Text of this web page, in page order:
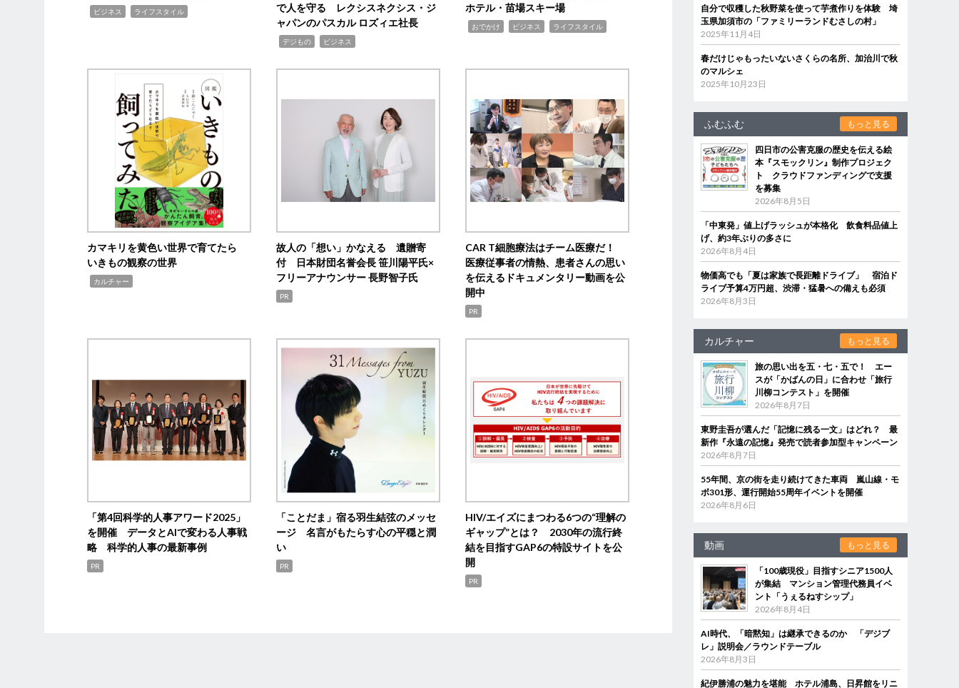
ビジネス ライフスタイル
で人を守る レクシスネクシス・ジ
ャパンのパスカル ロズィエ社長
デジもの ビジネス
ホテル・苗場スキー場
おでかけ ビジネス ライフスタイル
カマキリを黄色い世界で育てたら
いきもの観察の世界
カルチャー
故人の「想い」かなえる 遺贈寄
付 日本財団名誉会長 笹川陽平氏×
フリーアナウンサー 長野智子氏
PR
CAR T細胞療法はチーム医療だ！
医療従事者の情熱、患者さんの思い
を伝えるドキュメンタリー動画を公
開中
PR
「第4回科学的人事アワード2025」
を開催 データとAIで変わる人事戦
略 科学的人事の最新事例
PR
「ことだま」宿る羽生結弦のメッセ
ージ 名言がもたらす心の平穏と潤
い
PR
HIV/エイズにまつわる6つの“理解の
ギャップ”とは？ 2030年の流行終
結を目指すGAP6の特設サイトを公
開
PR
自分で収穫した秋野菜を使って芋煮作りを体験 埼
玉県加須市の「ファミリーランドむさしの村」
2025年11月4日
春だけじゃもったいないさくらの名所、加治川で秋
のマルシェ
2025年10月23日
ふむふむ もっと見る
四日市の公害克服の歴史を伝える絵
本『スモックリン』制作プロジェク
ト クラウドファンディングで支援
を募集
2026年8月5日
「中東発」値上げラッシュが本格化 飲食料品値上
げ、約3年ぶりの多さに
2026年8月4日
物価高でも「夏は家族で長距離ドライブ」 宿泊ド
ライブ予算4万円超、渋滞・猛暑への備えも必須
2026年8月3日
カルチャー もっと見る
旅の思い出を五・七・五で！ エー
スが「かばんの日」に合わせ「旅行
川柳コンテスト」を開催
2026年8月7日
東野圭吾が選んだ「記憶に残る一文」はどれ？ 最
新作『永遠の記憶』発売で読者参加型キャンペーン
2026年8月7日
55年間、京の街を走り続けてきた車両 嵐山線・モ
ボ301形、運行開始55周年イベントを開催
2026年8月6日
動画 もっと見る
「100歳現役」目指すシニア1500人
が集結 マンション管理代務員イベ
ント「うぇるねすシップ」
2026年8月4日
AI時代、「暗黙知」は継承できるのか 「デジブ
レ」説明会／ラウンドテーブル
2026年8月3日
紀伊勝浦の魅力を堪能 ホテル浦島、日昇館をリニ